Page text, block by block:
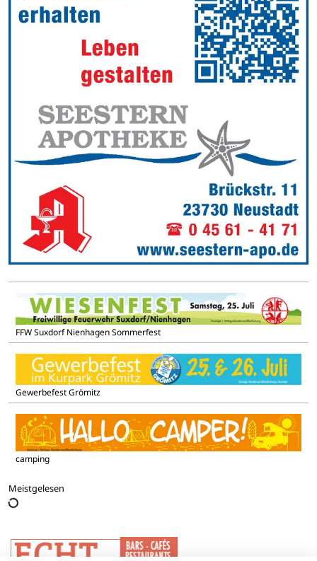
FFW Suxdorf Nienhagen Sommerfest
Gewerbefest Grömitz
camping
Meistgelesen